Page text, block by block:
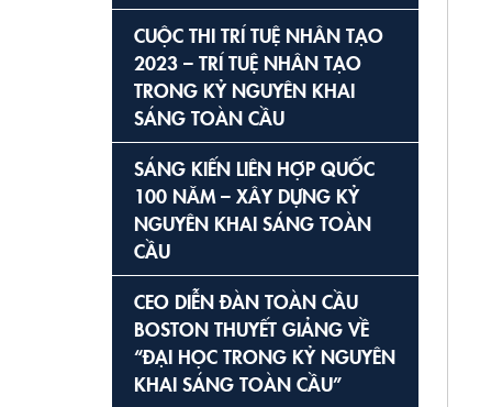
CUỘC THI TRÍ TUỆ NHÂN TẠO
2023 – TRÍ TUỆ NHÂN TẠO
TRONG KỶ NGUYÊN KHAI
SÁNG TOÀN CẦU
SÁNG KIẾN LIÊN HỢP QUỐC
100 NĂM – XÂY DỰNG KỶ
NGUYÊN KHAI SÁNG TOÀN
CẦU
CEO DIỄN ĐÀN TOÀN CẦU
BOSTON THUYẾT GIẢNG VỀ
“ĐẠI HỌC TRONG KỶ NGUYÊN
KHAI SÁNG TOÀN CẦU”